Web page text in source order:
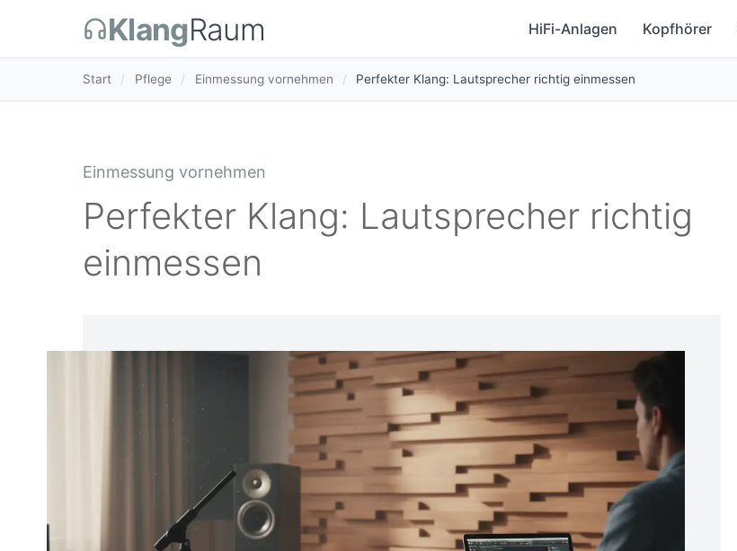
KlangRaum HiFi-Anlagen Kopfhörer
Start / Pflege / Einmessung vornehmen / Perfekter Klang: Lautsprecher richtig einmessen
Einmessung vornehmen
Perfekter Klang: Lautsprecher richtig
einmessen